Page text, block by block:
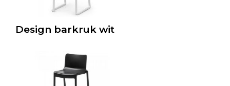
Design barkruk wit